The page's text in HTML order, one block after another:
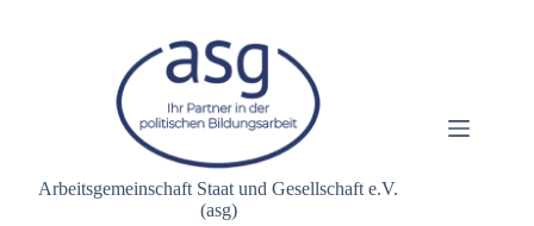
Arbeitsgemeinschaft Staat und Gesellschaft e.V.
(asg)